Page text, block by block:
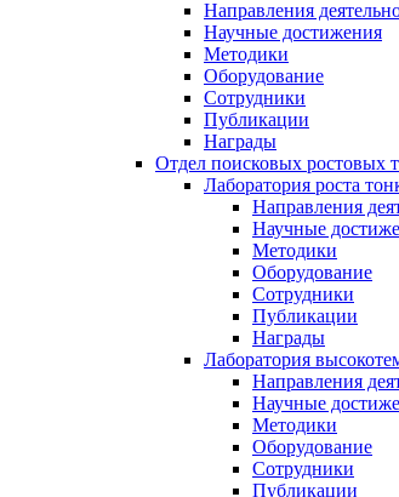
Направления
Научные достижения
Методики
Оборудование
Сотрудники
Публикации
Награды
Отдел поисковых ростовых
Лаборатория роста
Направления
Научные
Методики
Оборудование
Сотрудники
Публикации
Награды
Лаборатория
Направления
Научные
Методики
Оборудование
Сотрудники
Публикации